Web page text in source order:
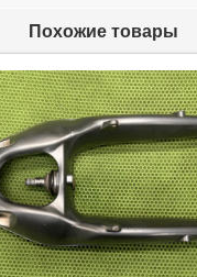
Похожие товары